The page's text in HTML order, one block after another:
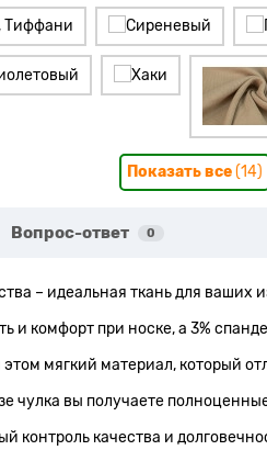
Показать все(14)
Вопрос-ответ 0
– идеальная ткань для ваших
и комфорт при носке, а 3%
мягкий материал, который
вы получаете
контроль качества и